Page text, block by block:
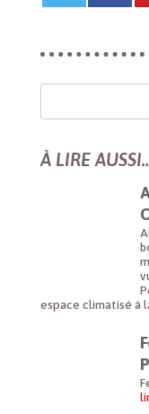
À LIRE
espace climatisé à